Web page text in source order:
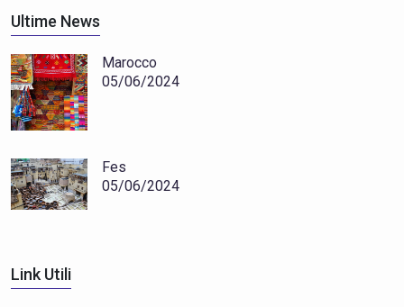
Ultime News
Marocco
05/06/2024
Fes
05/06/2024
Link Utili